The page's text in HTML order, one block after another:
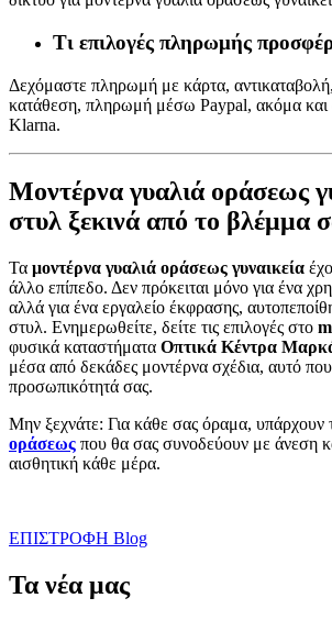
Τι επιλογές πληρωμής
Δεχόμαστε πληρωμή με κάρτα,
κατάθεση, πληρωμή μέσω Paypal, ακόμα και
Klarna.
Μοντέρνα γυαλιά οράσεως
στυλ ξεκινά από το βλέμμα
Τα μοντέρνα γυαλιά οράσεως γυναικεία
άλλο επίπεδο. Δεν πρόκειται μόνο για ένα
αλλά για ένα εργαλείο έκφρασης,
στυλ. Ενημερωθείτε, δείτε τις επιλογές στο
φυσικά καταστήματα Οπτικά Κέντρα
μέσα από δεκάδες μοντέρνα σχέδια, αυτό που
προσωπικότητά σας.
Μην ξεχνάτε: Για κάθε σας όραμα, υπάρχουν
οράσεως που θα σας συνοδεύουν με άνεση
αισθητική κάθε μέρα.
ΕΠΙΣΤΡΟΦΗ Blog
Τα νέα μας